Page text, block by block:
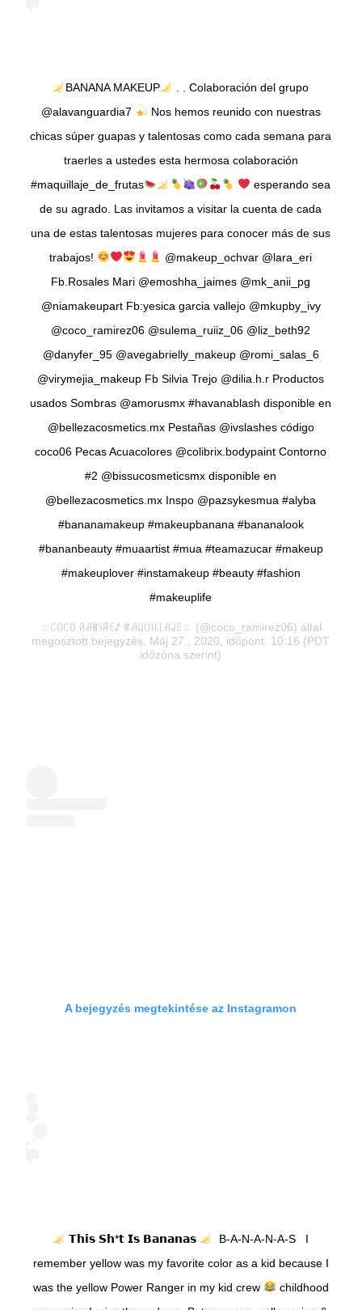
BANANA MAKEUP
. . Colaboración del grupo
@alavanguardia7
Nos hemos reunido con nuestras
chicas súper guapas y talentosas como cada semana para
traerles a ustedes esta hermosa colaboración
#maquillaje_de_frutas
esperando sea
de su agrado. Las invitamos a visitar la cuenta de cada
una de estas talentosas mujeres para conocer más de sus
trabajos!
@makeup_ochvar @lara_eri
Fb.Rosales Mari @emoshha_jaimes @mk_anii_pg
@niamakeupart Fb:yesica garcia vallejo @mkupby_ivy
@coco_ramirez06 @sulema_ruiiz_06 @liz_beth92
@danyfer_95 @avegabrielly_makeup @romi_salas_6
@virymejia_makeup Fb Silvia Trejo @dilia.h.r Productos
usados Sombras @amorusmx #havanablash disponible en
@bellezacosmetics.mx Pestañas @ivslashes código
coco06 Pecas Acuacolores @colibrix.bodypaint Contorno
#2 @bissucosmeticsmx disponible en
@bellezacosmetics.mx Inspo @pazsykesmua #alyba
#bananamakeup #makeupbanana #bananalook
#bananbeauty #muaartist #mua #teamazucar #makeup
#makeuplover #instamakeup #beauty #fashion
#makeuplife
☆ꉔꄲꉔꄲ ꋪꋬꂵíꋪꏂꁴ ꂵꋬꆰ꒤꒐꒒꒒ꋬ꒻ꏂ☆ (@coco_ramirez06) által
megosztott bejegyzés, Máj 27., 2020, időpont: 10:16 (PDT
időzóna szerint)
A bejegyzés megtekintése az Instagramon
𝗧𝗵𝗶𝘀 𝗦𝗵*𝘁 𝗜𝘀 𝗕𝗮𝗻𝗮𝗻𝗮𝘀
⁣ ⁣ B-A-N-A-N-A-S ⁣ ⁣⁣ ⁣I
remember yellow was my favorite color as a kid because I
was the yellow Power Ranger in my kid crew
childhood